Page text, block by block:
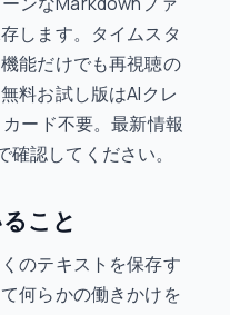
します。タイムスタ
能だけでも再視聴の
料お試し版はAIクレ
ード不要。最新情報
確認してください。
こと
のテキストを保存す
何らかの働きかけを